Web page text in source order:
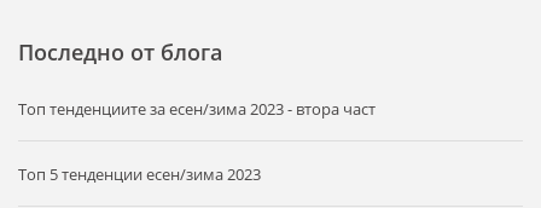
Последно от блога
Tоп тенденциите за есен/зима 2023 - втора част
Топ 5 тенденции есен/зима 2023